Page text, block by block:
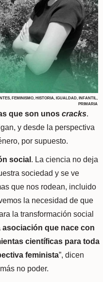
, FEMINISMO, HISTORIA, IGUALDAD, INFANTIL,
PRIMARIA
que son unos cracks.
y desde la perspectiva
por supuesto.
social . La ciencia no deja
sociedad y se ve
que nos rodean, incluido
la necesidad de que
la transformación social
asociación que nace con
científicas para toda
feminista”, dicen
no poder.